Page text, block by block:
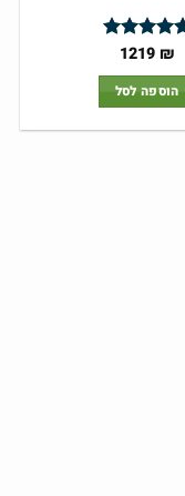
דורג 4.95
1219 ₪
הוספה לסל